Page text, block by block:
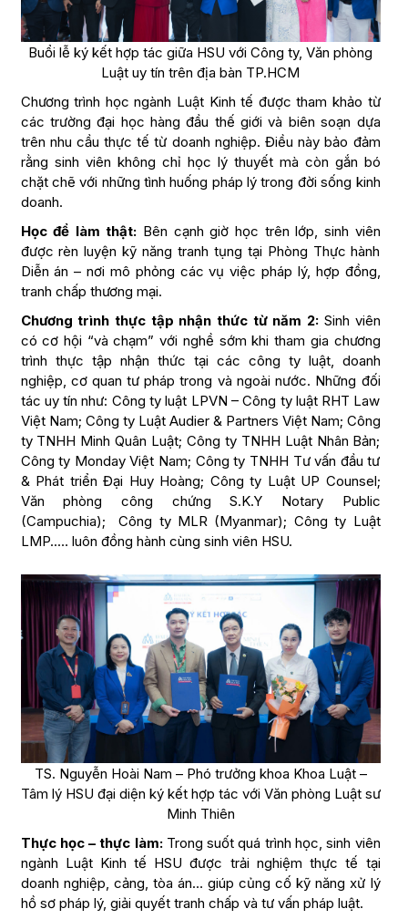
Buổi lễ ký kết hợp tác giữa HSU với Công ty, Văn phòng
Luật uy tín trên địa bàn TP.HCM
Chương trình học ngành Luật Kinh tế được tham khảo từ
các trường đại học hàng đầu thế giới và biên soạn dựa
trên nhu cầu thực tế từ doanh nghiệp. Điều này bảo đảm
rằng sinh viên không chỉ học lý thuyết mà còn gắn bó
chặt chẽ với những tình huống pháp lý trong đời sống kinh
doanh.
Học để làm thật: Bên cạnh giờ học trên lớp, sinh viên
được rèn luyện kỹ năng tranh tụng tại Phòng Thực hành
Diễn án – nơi mô phỏng các vụ việc pháp lý, hợp đồng,
tranh chấp thương mại.
Chương trình thực tập nhận thức từ năm 2: Sinh viên
có cơ hội “và chạm” với nghề sớm khi tham gia chương
trình thực tập nhận thức tại các công ty luật, doanh
nghiệp, cơ quan tư pháp trong và ngoài nước. Những đối
tác uy tín như: Công ty luật LPVN – Công ty luật RHT Law
Việt Nam; Công ty Luật Audier & Partners Việt Nam; Công
ty TNHH Minh Quân Luật; Công ty TNHH Luật Nhân Bản;
Công ty Monday Việt Nam; Công ty TNHH Tư vấn đầu tư
& Phát triển Đại Huy Hoàng; Công ty Luật UP Counsel;
Văn phòng công chứng S.K.Y Notary Public
(Campuchia); Công ty MLR (Myanmar); Công ty Luật
LMP..… luôn đồng hành cùng sinh viên HSU.
TS. Nguyễn Hoài Nam – Phó trưởng khoa Khoa Luật –
Tâm lý HSU đại diện ký kết hợp tác với Văn phòng Luật sư
Minh Thiên
Thực học – thực làm:Trong suốt quá trình học, sinh viên
ngành Luật Kinh tế HSU được trải nghiệm thực tế tại
doanh nghiệp, cảng, tòa án… giúp củng cố kỹ năng xử lý
hồ sơ pháp lý, giải quyết tranh chấp và tư vấn pháp luật.